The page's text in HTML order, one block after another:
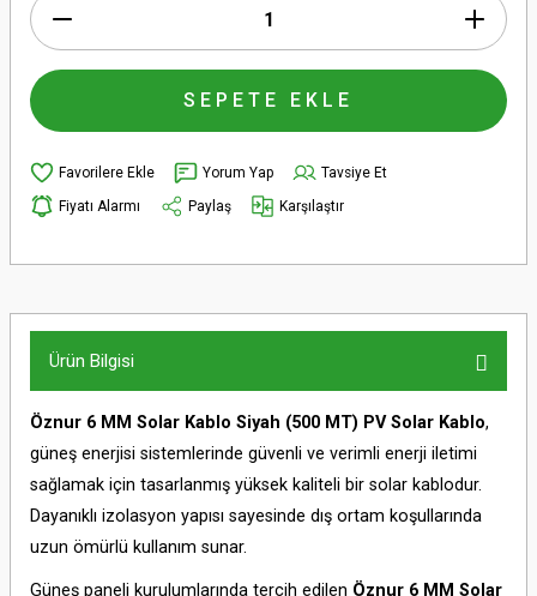
SEPETE EKLE
Yorum Yap
Tavsiye Et
Fiyatı Alarmı
Paylaş Karşılaştır
Ürün Bilgisi
Öznur 6 MM Solar Kablo Siyah (500 MT) PV Solar Kablo,
güneş enerjisi sistemlerinde güvenli ve verimli enerji iletimi
sağlamak için tasarlanmış yüksek kaliteli bir solar kablodur.
Dayanıklı izolasyon yapısı sayesinde dış ortam koşullarında
uzun ömürlü kullanım sunar.
Güneş paneli kurulumlarında tercih edilen Öznur 6 MM Solar